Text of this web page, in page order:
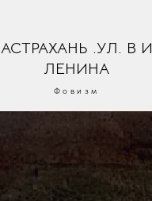
АСТРАХАНЬ .УЛ. В И
ЛЕНИНА
Фовизм